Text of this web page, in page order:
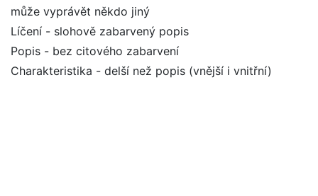
může vyprávět někdo jiný
Líčení - slohově zabarvený popis
Popis - bez citového zabarvení
Charakteristika - delší než popis (vnější i vnitřní)